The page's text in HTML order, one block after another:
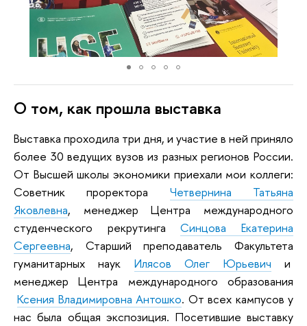
О том, как прошла выставка
Выставка проходила три дня, и участие в ней приняло
более 30 ведущих вузов из разных регионов России.
От Высшей школы экономики приехали мои коллеги:
Советник проректора Четвернина Татьяна
Яковлевна, менеджер Центра международного
студенческого рекрутингаСинцова Екатерина
Сергеевна, Старший преподаватель Факультета
гуманитарных наук Илясов Олег Юрьевич и
менеджер Центра международного образования
Ксения Владимировна Антошко. От всех кампусов у
нас была общая экспозиция. Посетившие выставку